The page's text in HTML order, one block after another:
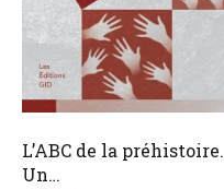
L’ABC de la préhistoire.
Un…